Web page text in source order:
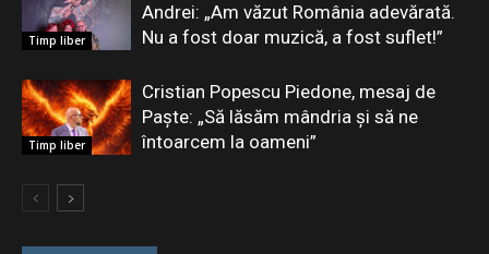
Timp liber
Andrei: „Am văzut România adevărată.
Nu a fost doar muzică, a fost suflet!”
Timp liber
Cristian Popescu Piedone, mesaj de
Paște: „Să lăsăm mândria și să ne
întoarcem la oameni”